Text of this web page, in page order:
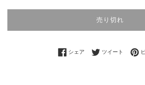
売り切れ
シェア Facebookでシェアする
ツイート Twitter